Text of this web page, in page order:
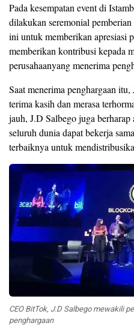
Pada kesempatan event di
dilakukan seremonial
ini untuk memberikan apresiasi
memberikan kontribusi kepada
perusahaanyang menerima
Saat menerima penghargaan
terima kasih dan merasa
jauh, J.D Salbego juga
seluruh dunia dapat bekerja
terbaiknya untuk
CEO BitTok, J.D Salbego mewakili
penghargaan